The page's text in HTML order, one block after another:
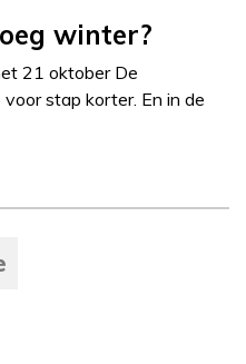
winter?
21 oktober De
stap korter. En in de